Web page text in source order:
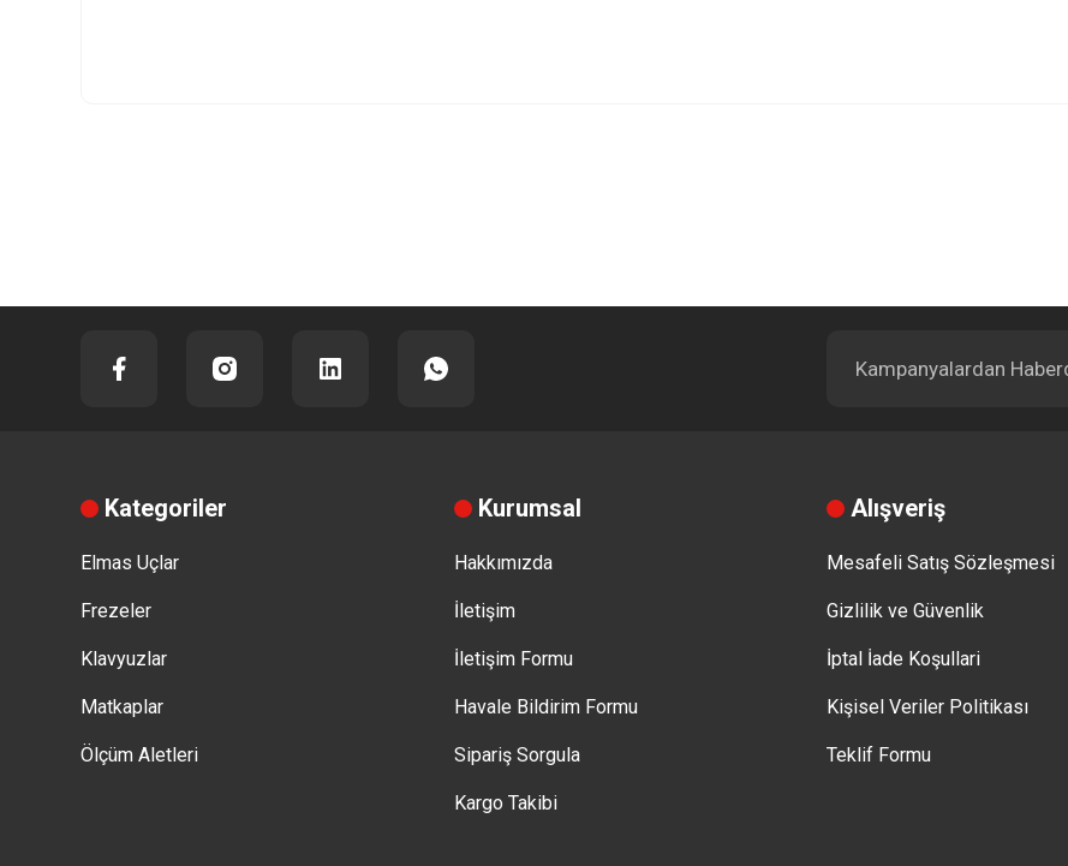
Kategoriler
Elmas Uçlar
Frezeler
Klavyuzlar
Matkaplar
Ölçüm Aletleri
Kurumsal
Hakkımızda
İletişim
İletişim Formu
Havale Bildirim Formu
Sipariş Sorgula
Kargo Takibi
Alışveriş
Mesafeli Satış Sözleşmesi
Gizlilik ve Güvenlik
İptal İade Koşullari
Kişisel Veriler Politikası
Teklif Formu